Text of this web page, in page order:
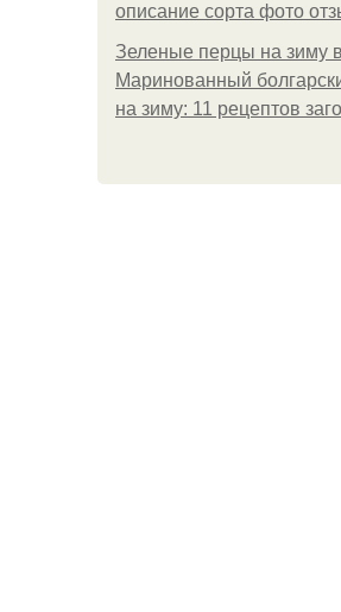
описание сорта фото
Зеленые перцы на зиму
Маринованный
на зиму: 11 рецептов